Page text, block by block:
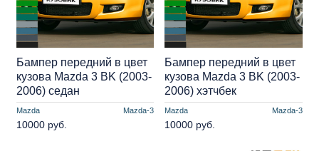
Mazda Mazda-3
Бампер передний в цвет
кузова Mazda 3 BK (2003-
2006) седан
10000 руб.
Mazda Mazda-3
Бампер передний в цвет
кузова Mazda 3 BK (2003-
2006) хэтчбек
10000 руб.